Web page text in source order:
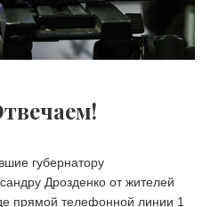
губернатору
Дрозденко от жителей
прямой телефонной линии 1